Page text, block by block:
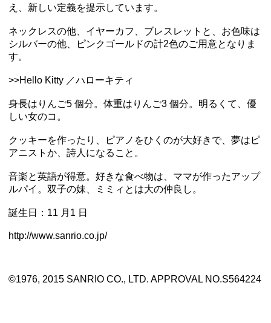
え、新しい定義を提示しています。
ネックレスの他、イヤーカフ、ブレスレットと、お色味は
シルバーの他、ピンクゴールドの計2色のご用意となりま
す。
>>Hello Kitty ／ハローキティ
身長はりんご5 個分。体重はりんご3 個分。明るくて、優
しい女のコ。
クッキーを作ったり、ピアノをひくのが大好きで、夢はピ
アニストか、詩人になること。
音楽と英語が得意。好きな食べ物は、ママが作ったアップ
ルパイ。双子の妹、ミミィとは大の仲良し。
誕生日：11 月1 日
http://www.sanrio.co.jp/
©1976, 2015 SANRIO CO., LTD. APPROVAL NO.S564224